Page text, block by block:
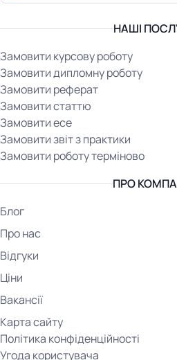
НАШІ
Замовити курсову роботу
Замовити дипломну роботу
Замовити реферат
Замовити статтю
Замовити есе
Замовити звіт з практики
Замовити роботу терміново
ПРО
Блог
Про нас
Відгуки
Ціни
Вакансії
Карта сайту
Політика конфіденційності
Угода користувача